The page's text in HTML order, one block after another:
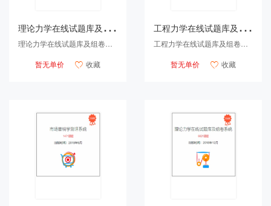
理
论力学在线试题库及组卷系统
暂无单价
 收藏
工
程力学在线试题库及组卷系统
暂无单价
 收藏